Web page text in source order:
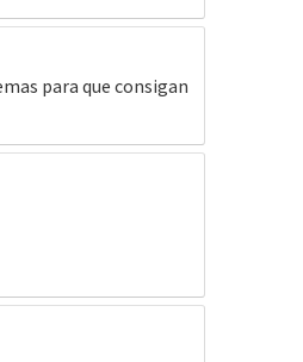
para que consigan